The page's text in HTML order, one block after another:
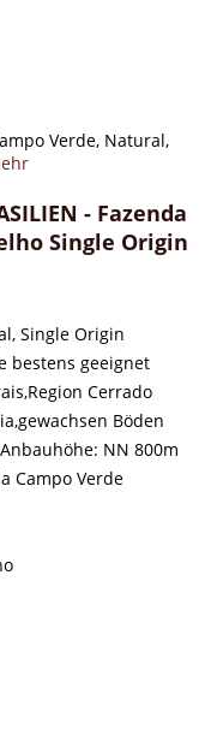
Verde, Natural,
- Fazenda
Single Origin
Single Origin
bestens geeignet
Cerrado
Böden
NN 800m
Campo Verde